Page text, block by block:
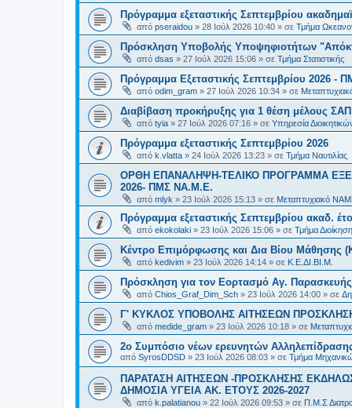
Πρόγραμμα εξεταστικής Σεπτεμβρίου
από pseraidou » 28 Ιούλ 2026 10:40 » σε Τμήμα
Πρόσκληση Υποβολής Υποψηφιοτήτων
από dsas » 27 Ιούλ 2026 15:06 » σε Τμήμα Στατιστικής
Πρόγραμμα Εξεταστικής Σεπτεμβρίου 2026 -
από odim_gram » 27 Ιούλ 2026 10:34 » σε
Διαβίβαση προκήρυξης για 1 θέση μέλους
από tyia » 27 Ιούλ 2026 07:16 » σε Υπηρεσία
Πρόγραμμα εξεταστικής Σεπτεμβρίου 2026
από k.vlatta » 24 Ιούλ 2026 13:23 » σε Τμήμα Ναυτιλίας
ΟΡΘΗ ΕΠΑΝΑΛΗΨΗ-ΤΕΛΙΚΟ ΠΡΟΓΡΑΜΜΑ
2026- ΠΜΣ ΝΑ.Μ.Ε.
από mlyk » 23 Ιούλ 2026 15:13 » σε Μεταπτυχιακό
Πρόγραμμα εξεταστικής Σεπτεμβρίου ακαδ.
από ekokolaki » 23 Ιούλ 2026 15:06 » σε Τμήμα
Κέντρο Επιμόρφωσης και Δια Βίου Μάθησης
από kedivim » 23 Ιούλ 2026 14:14 » σε Κ.Ε.ΔΙ.ΒΙ.Μ.
Πρόσκληση για τον Εορτασμό Αγ.
από Chios_Graf_Dim_Sch » 23 Ιούλ 2026 14:00 » σε
Γ' ΚΥΚΛΟΣ ΥΠΟΒΟΛΗΣ ΑΙΤΗΣΕΩΝ
από medide_gram » 23 Ιούλ 2026 10:18 » σε
2ο Συμπόσιο νέων ερευνητών
από SyrosDDSD » 23 Ιούλ 2026 08:03 » σε Τμήμα
ΠΑΡΑΤΑΣΗ ΑΙΤΗΣΕΩΝ -ΠΡΟΣΚΛΗΣΗΣ
ΔΗΜΟΣΙΑ ΥΓΕΙΑ AK. ETOYΣ 2026-2027
από k.palatianou » 22 Ιούλ 2026 09:53 » σε Π.Μ.Σ